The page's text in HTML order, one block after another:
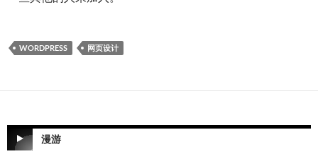
WORDPRESS 网页设计
漫游